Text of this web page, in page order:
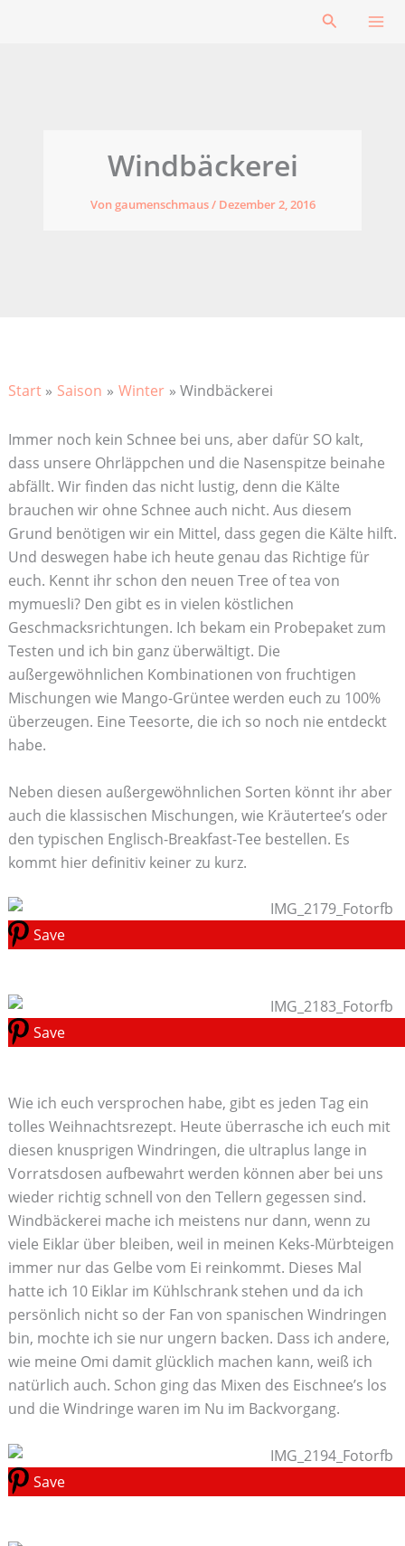
Suchen
Windbäckerei
Vongaumenschmaus/ Dezember 2, 2016
Start Saison Winter Windbäckerei
Immer noch kein Schnee bei uns, aber dafür SO kalt,
dass unsere Ohrläppchen und die Nasenspitze beinahe
abfällt. Wir finden das nicht lustig, denn die Kälte
brauchen wir ohne Schnee auch nicht. Aus diesem
Grund benötigen wir ein Mittel, dass gegen die Kälte hilft.
Und deswegen habe ich heute genau das Richtige für
euch. Kennt ihr schon den neuen Tree of tea von
mymuesli? Den gibt es in vielen köstlichen
Geschmacksrichtungen. Ich bekam ein Probepaket zum
Testen und ich bin ganz überwältigt. Die
außergewöhnlichen Kombinationen von fruchtigen
Mischungen wie Mango-Grüntee werden euch zu 100%
überzeugen. Eine Teesorte, die ich so noch nie entdeckt
habe.
Neben diesen außergewöhnlichen Sorten könnt ihr aber
auch die klassischen Mischungen, wie Kräutertee’s oder
den typischen Englisch-Breakfast-Tee bestellen. Es
kommt hier definitiv keiner zu kurz.
Save
Save
Wie ich euch versprochen habe, gibt es jeden Tag ein
tolles Weihnachtsrezept. Heute überrasche ich euch mit
diesen knusprigen Windringen, die ultraplus lange in
Vorratsdosen aufbewahrt werden können aber bei uns
wieder richtig schnell von den Tellern gegessen sind.
Windbäckerei mache ich meistens nur dann, wenn zu
viele Eiklar über bleiben, weil in meinen Keks-Mürbteigen
immer nur das Gelbe vom Ei reinkommt. Dieses Mal
hatte ich 10 Eiklar im Kühlschrank stehen und da ich
persönlich nicht so der Fan von spanischen Windringen
bin, mochte ich sie nur ungern backen. Dass ich andere,
wie meine Omi damit glücklich machen kann, weiß ich
natürlich auch. Schon ging das Mixen des Eischnee’s los
und die Windringe waren im Nu im Backvorgang.
Save